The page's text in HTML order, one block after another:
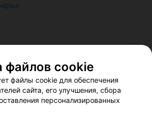
ХК
— ХК
файлов cookie
файлы cookie для обеспечения
сайта, его улучшения, сбора
персонализированных